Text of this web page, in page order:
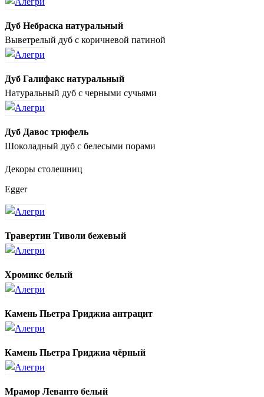
Дуб Небраска натуральный
Выветрелый дуб с коричневой патиной
Дуб Галифакс натуральный
Натуральный дуб с черными сучьями
Дуб Давос трюфель
Шоколадный дуб с белесыми порами
Декоры столешниц
Egger
Травертин Тиволи бежевый
Хромикс белый
Камень Пьетра Гриджиа антрацит
Камень Пьетра Гриджиа чёрный
Мрамор Леванто белый